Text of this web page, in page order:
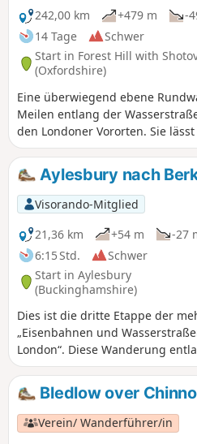
242,00 km
+479 m
-
14 Tage
Schwer
Start in Forest Hill with
(Oxfordshire)
Eine überwiegend ebene
Meilen entlang der
den Londoner Vororten. Sie
dem Zug oder Expressbus von
Strecke aus unternehmen.
beginnt im ländlichen
Union Canal – an dem eine eng
Gemeinschaft lebt – in die
Vororte von London schlängelt.
Sportplätze von Eton und
sich den ganzen Weg zurück
Route führt über und unter
durch Landschaftsparks,
reetgedeckten Häuschen,
historische Marktstädte wie
und Wallingford. Die Seen,
beherbergen eine vielfältige
traditionelle Pubs am Wasser
Erfrischungen.
Aylesbury nach
Visorando-Mitglied
21,36 km
+54 m
-27
6:15 Std.
Schwer
Start in Aylesbury
(Buckinghamshire)
Dies ist die dritte Etappe der
„Eisenbahnen und
London“. Diese Wanderung
führt an vielen Brücken und
Naturschutzgebiet „Tring
dann stetig zum höchsten Punkt
bevor sie neben einem ruhigen
wieder abfällt.
Bledlow over
Verein/ Wanderführer/in